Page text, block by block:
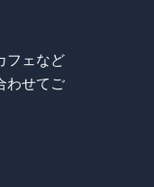
フェなど
わせてご